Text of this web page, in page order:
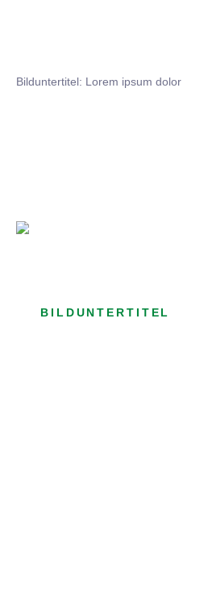
Bilduntertitel: Lorem ipsum dolor
BILDUNTERTITEL